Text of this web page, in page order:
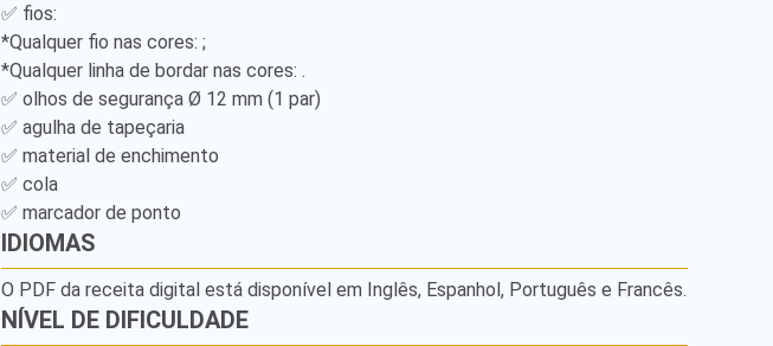
✅ fios:
*Qualquer fio nas cores: ;
*Qualquer linha de bordar nas cores: .
✅ olhos de segurança Ø 12 mm (1 par)
✅ agulha de tapeçaria
✅ material de enchimento
✅ cola
✅ marcador de ponto
IDIOMAS
O PDF da receita digital está disponível em Inglês, Espanhol, Português e Francês.
NÍVEL DE DIFICULDADE